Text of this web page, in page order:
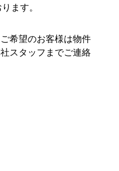
ます。
希望のお客様は物件
スタッフまでご連絡